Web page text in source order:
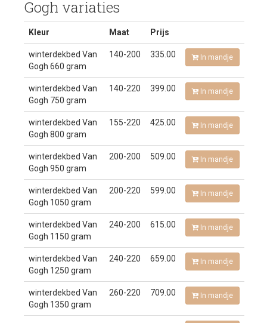
Gogh variaties
Kleur Maat Prijs
winterdekbed Van
Gogh 660 gram
140-200 335.00 In mandje
winterdekbed Van
Gogh 750 gram
140-220 399.00 In mandje
winterdekbed Van
Gogh 800 gram
155-220 425.00 In mandje
winterdekbed Van
Gogh 950 gram
200-200 509.00 In mandje
winterdekbed Van
Gogh 1050 gram
200-220 599.00 In mandje
winterdekbed Van
Gogh 1150 gram
240-200 615.00 In mandje
winterdekbed Van
Gogh 1250 gram
240-220 659.00 In mandje
winterdekbed Van
Gogh 1350 gram
260-220 709.00 In mandje